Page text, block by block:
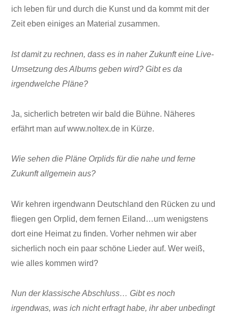
ich leben für und durch die Kunst und da kommt mit der
Zeit eben einiges an Material zusammen.
Ist damit zu rechnen, dass es in naher Zukunft eine Live-
Umsetzung des Albums geben wird? Gibt es da
irgendwelche Pläne?
Ja, sicherlich betreten wir bald die Bühne. Näheres
erfährt man auf www.noltex.de in Kürze.
Wie sehen die Pläne Orplids für die nahe und ferne
Zukunft allgemein aus?
Wir kehren irgendwann Deutschland den Rücken zu und
fliegen gen Orplid, dem fernen Eiland…um wenigstens
dort eine Heimat zu finden. Vorher nehmen wir aber
sicherlich noch ein paar schöne Lieder auf. Wer weiß,
wie alles kommen wird?
Nun der klassische Abschluss… Gibt es noch
irgendwas, was ich nicht erfragt habe, ihr aber unbedingt